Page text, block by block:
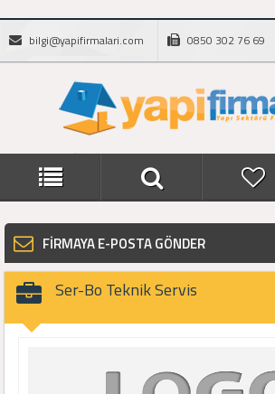
bilgi@yapifirmalari.com 0850 302 76 69
FİRMAYA E-POSTA GÖNDER
Ser-Bo Teknik Servis